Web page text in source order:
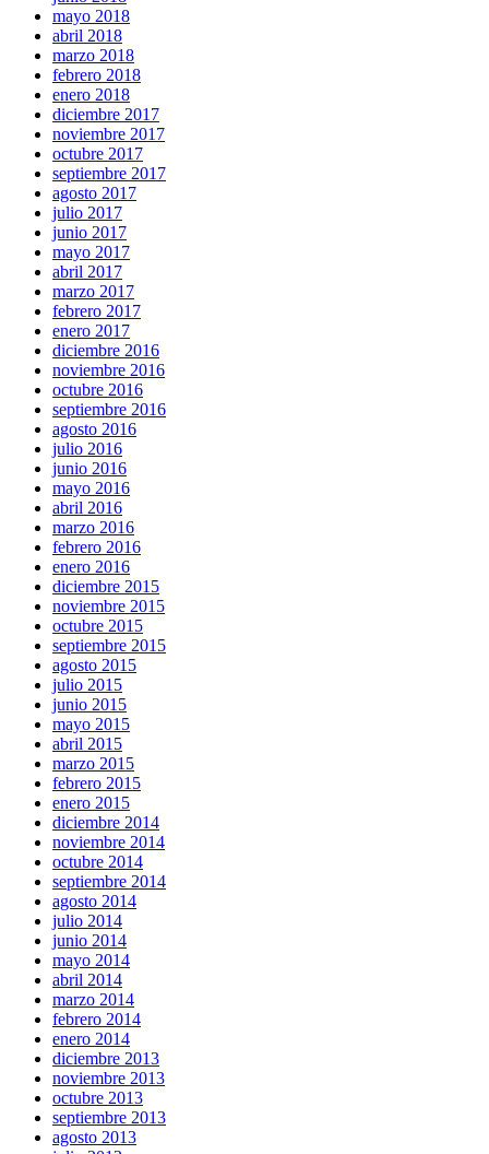
mayo 2018
abril 2018
marzo 2018
febrero 2018
enero 2018
diciembre 2017
noviembre 2017
octubre 2017
septiembre 2017
agosto 2017
julio 2017
junio 2017
mayo 2017
abril 2017
marzo 2017
febrero 2017
enero 2017
diciembre 2016
noviembre 2016
octubre 2016
septiembre 2016
agosto 2016
julio 2016
junio 2016
mayo 2016
abril 2016
marzo 2016
febrero 2016
enero 2016
diciembre 2015
noviembre 2015
octubre 2015
septiembre 2015
agosto 2015
julio 2015
junio 2015
mayo 2015
abril 2015
marzo 2015
febrero 2015
enero 2015
diciembre 2014
noviembre 2014
octubre 2014
septiembre 2014
agosto 2014
julio 2014
junio 2014
mayo 2014
abril 2014
marzo 2014
febrero 2014
enero 2014
diciembre 2013
noviembre 2013
octubre 2013
septiembre 2013
agosto 2013